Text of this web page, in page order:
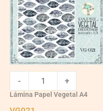
- +
Lámina Papel Vegetal A4